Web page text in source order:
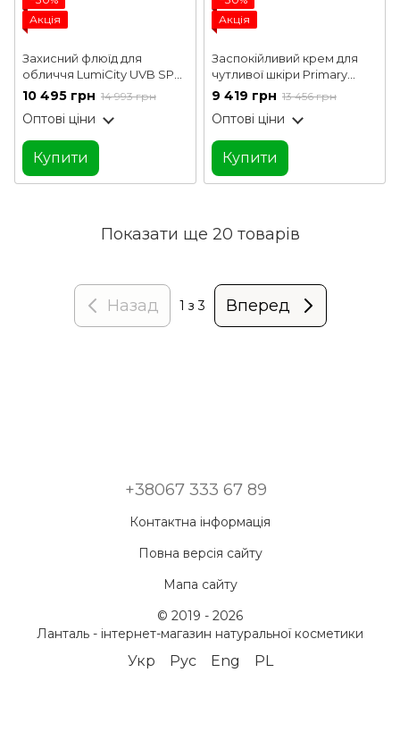
Акція
Захисний флюїд для
обличчя LumiCity UVB SPF
50 Valmont 30 мл
10 495 грн 14 993 грн
Оптові ціни
Купити
Акція
Заспокійливий крем для
чутливої ​​шкіри Primary
Cream Valmont 50 мл
9 419 грн 13 456 грн
Оптові ціни
Купити
Показати ще 20 товарів
Назад 1 з 3 Вперед
+38067 333 67 89
Контактна інформація
Повна версія сайту
Мапа сайту
© 2019 - 2026
Ланталь - інтернет-магазин натуральної косметики
Укр Рус Eng PL